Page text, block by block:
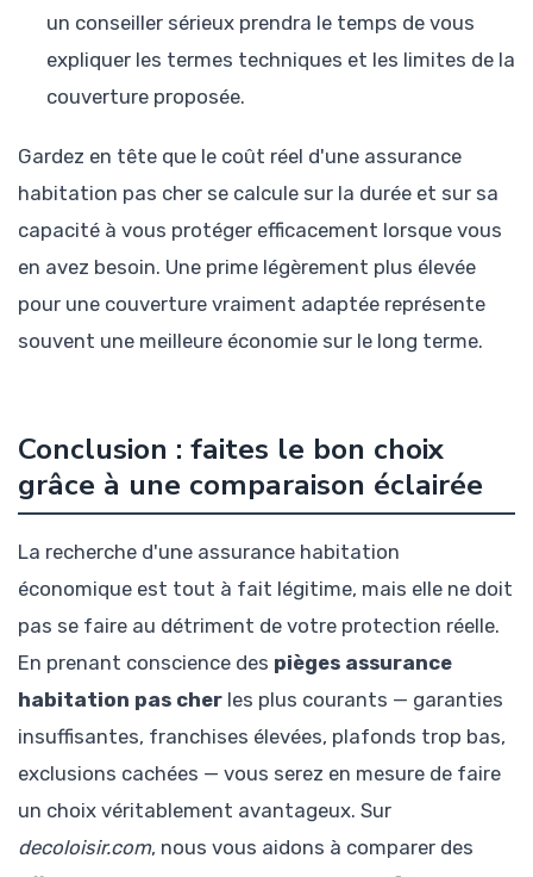
un conseiller sérieux prendra le temps de vous
expliquer les termes techniques et les limites de la
couverture proposée.
Gardez en tête que le coût réel d'une assurance
habitation pas cher se calcule sur la durée et sur sa
capacité à vous protéger efficacement lorsque vous
en avez besoin. Une prime légèrement plus élevée
pour une couverture vraiment adaptée représente
souvent une meilleure économie sur le long terme.
Conclusion : faites le bon choix
grâce à une comparaison éclairée
La recherche d'une assurance habitation
économique est tout à fait légitime, mais elle ne doit
pas se faire au détriment de votre protection réelle.
En prenant conscience des pièges assurance
habitation pas cher les plus courants — garanties
insuffisantes, franchises élevées, plafonds trop bas,
exclusions cachées — vous serez en mesure de faire
un choix véritablement avantageux. Sur
decoloisir.com, nous vous aidons à comparer des